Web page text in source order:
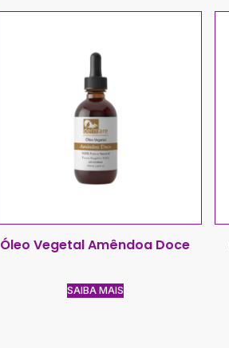
Óleo Vegetal Amêndoa Doce
SAIBA MAIS